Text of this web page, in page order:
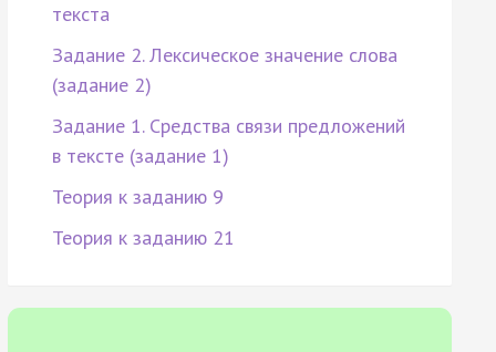
текста
Задание 2. Лексическое значение слова
(задание 2)
Задание 1. Средства связи предложений
в тексте (задание 1)
Теория к заданию 9
Теория к заданию 21